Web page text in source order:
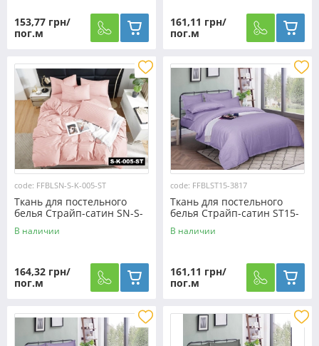
153,77 грн/
пог.м
161,11 грн/
пог.м
code: FFBLSN-S-K-005-ST
Ткань для постельного
белья Страйп-сатин SN-S-
K-005-ST (50м)
В наличии
164,32 грн/
пог.м
code: FFBLST15-3817
Ткань для постельного
белья Страйп-сатин ST15-
3817 (50м)
В наличии
161,11 грн/
пог.м